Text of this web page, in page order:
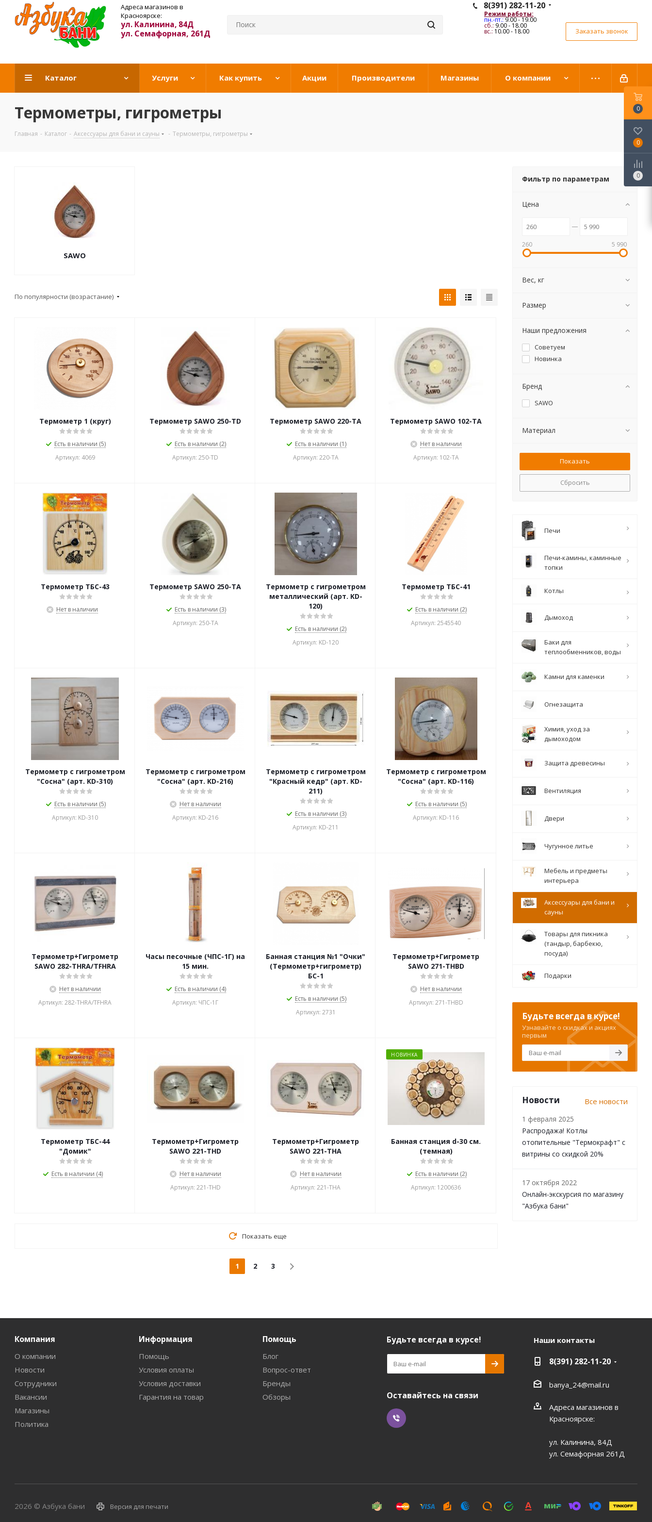
Адреса магазинов в
Красноярске:
ул. Калинина, 84Д
ул. Семафорная, 261Д
8(391) 282-11-20
Режим работы:
пн.-пт.:9.00 - 19.00
сб.: 9.00 - 18.00
вс.: 10.00 - 18.00 Заказать звонок
Каталог Услуги Как купить Акции Производители Магазины О компании
Термометры, гигрометры
Главная - Каталог - Аксессуары для бани и сауны - Термометры, гигрометры
SAWO
По популярности (возрастание)
Термометр 1 (круг)
Есть в наличии (5)
Артикул: 4069
Термометр SAWO 250-TD
Есть в наличии (2)
Артикул: 250-TD
Термометр SAWO 220-TА
Есть в наличии (1)
Артикул: 220-TА
Термометр SAWO 102-TА
Нет в наличии
Артикул: 102-TА
Термометр ТБС-43
Нет в наличии
Термометр SAWO 250-TА
Есть в наличии (3)
Артикул: 250-TА
Термометр с гигрометром
металлический (арт. KD-
120)
Есть в наличии (2)
Артикул: KD-120
Термометр ТБС-41
Есть в наличии (2)
Артикул: 2545540
Термометр с гигрометром
"Сосна" (арт. KD-310)
Есть в наличии (5)
Артикул: KD-310
Термометр с гигрометром
"Сосна" (арт. KD-216)
Нет в наличии
Артикул: KD-216
Термометр с гигрометром
"Красный кедр" (арт. KD-
211)
Есть в наличии (3)
Артикул: KD-211
Термометр с гигрометром
"Сосна" (арт. KD-116)
Есть в наличии (5)
Артикул: KD-116
Термометр+Гигрометр
SAWO 282-THRA/TFHRA
Нет в наличии
Артикул: 282-THRA/TFHRA
Часы песочные (ЧПС-1Г) на
15 мин.
Есть в наличии (4)
Артикул: ЧПС-1Г
Банная станция №1 "Очки"
(Термометр+гигрометр)
БС-1
Есть в наличии (5)
Артикул: 2731
Термометр+Гигрометр
SAWO 271-THВD
Нет в наличии
Артикул: 271-THВD
Термометр ТБС-44
"Домик"
Есть в наличии (4)
Термометр+Гигрометр
SAWO 221-ТНD
Нет в наличии
Артикул: 221-ТНD
Термометр+Гигрометр
SAWO 221-ТНA
Нет в наличии
Артикул: 221-ТНA
НОВИНКА
Банная станция d-30 см.
(темная)
Есть в наличии (2)
Артикул: 1200636
Показать еще
1 2 3
Фильтр по параметрам
Цена
260 5 990
Вес, кг
Размер
Наши предложения
Советуем
Новинка
Бренд
SAWO
Материал
Сбросить
Печи
Печи-камины, каминные
топки
Котлы
Дымоход
Баки для
теплообменников, воды
Камни для каменки
Огнезащита
Химия, уход за
дымоходом
Защита древесины
Вентиляция
Двери
Чугунное литье
Мебель и предметы
интерьера
Аксессуары для бани и
сауны
Товары для пикника
(тандыр, барбекю,
посуда)
Подарки
Будьте всегда в курсе!
Узнавайте о скидках и акциях
первым
Новости Все новости
1 февраля 2025
Распродажа! Котлы
отопительные "Термокрафт" с
витрины со скидкой 20%
17 октября 2022
Онлайн-экскурсия по магазину
"Азбука бани"
Компания
О компании
Новости
Сотрудники
Вакансии
Магазины
Политика
Информация
Помощь
Условия оплаты
Условия доставки
Гарантия на товар
Помощь
Блог
Вопрос-ответ
Бренды
Обзоры
Будьте всегда в курсе!
Оставайтесь на связи
Наши контакты
8(391) 282-11-20
banya_24@mail.ru
Адреса магазинов в
Красноярске:
ул. Калинина, 84Д
ул. Семафорная 261Д
2026 © Азбука бани Версия для печати
0
0
0